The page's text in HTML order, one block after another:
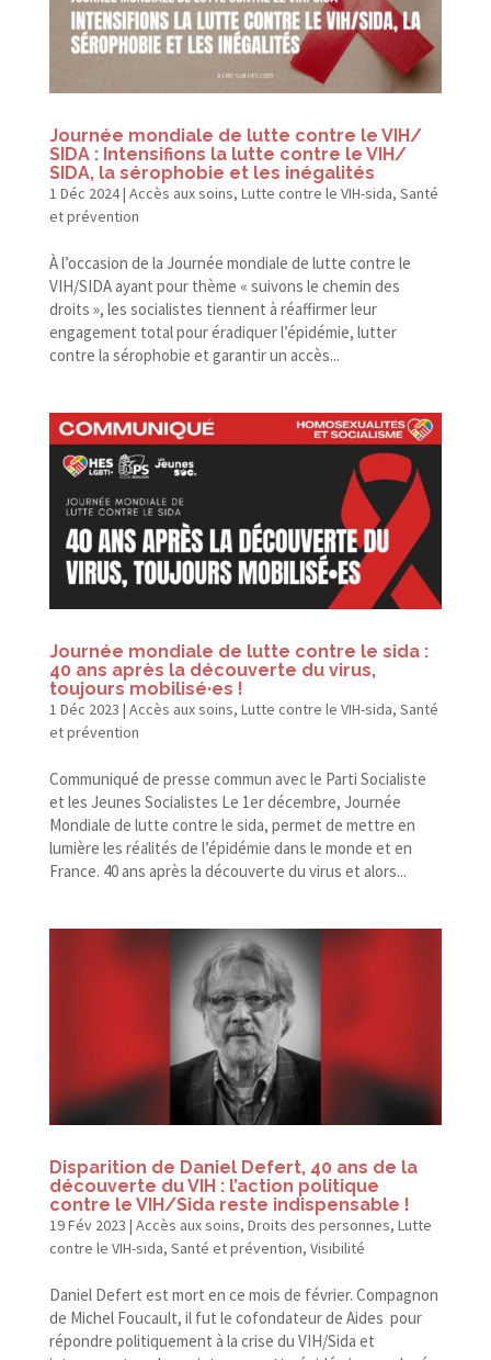
Journée mondiale de lutte contre le VIH/​
SIDA : Intensifions la lutte contre le VIH/​
SIDA, la sérophobie et les inégalités
1 Déc 2024| Accès aux soins, Lutte contre le VIH-sida, Santé
et prévention
À l’occasion de la Journée mondiale de lutte contre le
VIH/​SIDA ayant pour thème « suivons le chemin des
droits », les socialistes tiennent à réaffirmer leur
engagement total pour éradiquer l’épidémie, lutter
contre la sérophobie et garantir un accès...
Journée mondiale de lutte contre le sida :
40 ans après la découverte du virus,
toujours mobilisé·es !
1 Déc 2023 | Accès aux soins, Lutte contre le VIH-sida, Santé
et prévention
Communiqué de presse commun avec le Parti Socialiste
et les Jeunes Socialistes Le 1er décembre, Journée
Mondiale de lutte contre le sida, permet de mettre en
lumière les réalités de l’épidémie dans le monde et en
France. 40 ans après la découverte du virus et alors...
Disparition de Daniel Defert, 40 ans de la
découverte du VIH : l’action politique
contre le VIH/​Sida reste indispensable !
19 Fév 2023 | Accès aux soins, Droits des personnes, Lutte
contre le VIH-sida, Santé et prévention, Visibilité
Daniel Defert est mort en ce mois de février. Compagnon
de Michel Foucault, il fut le cofondateur de Aides pour
répondre politiquement à la crise du VIH/​Sida et